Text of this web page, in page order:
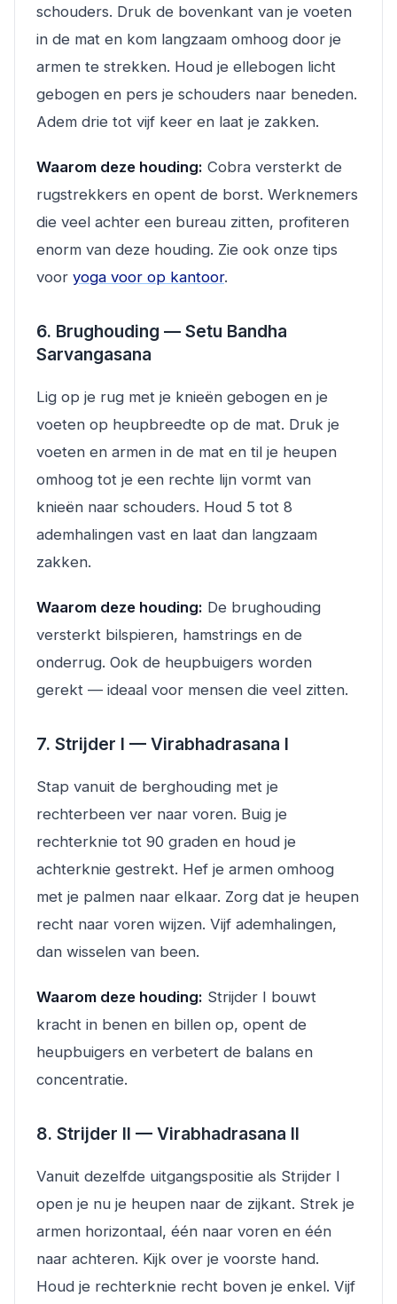
schouders. Druk de bovenkant van je voeten
in de mat en kom langzaam omhoog door je
armen te strekken. Houd je ellebogen licht
gebogen en pers je schouders naar beneden.
Adem drie tot vijf keer en laat je zakken.
Waarom deze houding: Cobra versterkt de
rugstrekkers en opent de borst. Werknemers
die veel achter een bureau zitten, profiteren
enorm van deze houding. Zie ook onze tips
voor yoga voor op kantoor.
6. Brughouding — Setu Bandha
Sarvangasana
Lig op je rug met je knieën gebogen en je
voeten op heupbreedte op de mat. Druk je
voeten en armen in de mat en til je heupen
omhoog tot je een rechte lijn vormt van
knieën naar schouders. Houd 5 tot 8
ademhalingen vast en laat dan langzaam
zakken.
Waarom deze houding: De brughouding
versterkt bilspieren, hamstrings en de
onderrug. Ook de heupbuigers worden
gerekt — ideaal voor mensen die veel zitten.
7. Strijder I — Virabhadrasana I
Stap vanuit de berghouding met je
rechterbeen ver naar voren. Buig je
rechterknie tot 90 graden en houd je
achterknie gestrekt. Hef je armen omhoog
met je palmen naar elkaar. Zorg dat je heupen
recht naar voren wijzen. Vijf ademhalingen,
dan wisselen van been.
Waarom deze houding: Strijder I bouwt
kracht in benen en billen op, opent de
heupbuigers en verbetert de balans en
concentratie.
8. Strijder II — Virabhadrasana II
Vanuit dezelfde uitgangspositie als Strijder I
open je nu je heupen naar de zijkant. Strek je
armen horizontaal, één naar voren en één
naar achteren. Kijk over je voorste hand.
Houd je rechterknie recht boven je enkel. Vijf